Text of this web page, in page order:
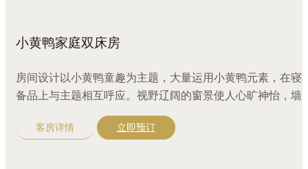
小黄鸭家庭双床房
房间设计以小黄鸭童趣为主题，大量运用小黄鸭元素，在寝
备品上与主题相互呼应。视野辽阔的窗景使人心旷神怡，墙
的布景与涂鸦，让孩子的丰富想象力与创造力自由发挥。充
童趣的小黄鸭，等待陪伴孩子度过假期。 胶囊咖啡机+4款不
客房详情 立即预订